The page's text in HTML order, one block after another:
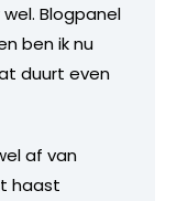
Blogpanel
ben ik nu
duurt even
af van
haast